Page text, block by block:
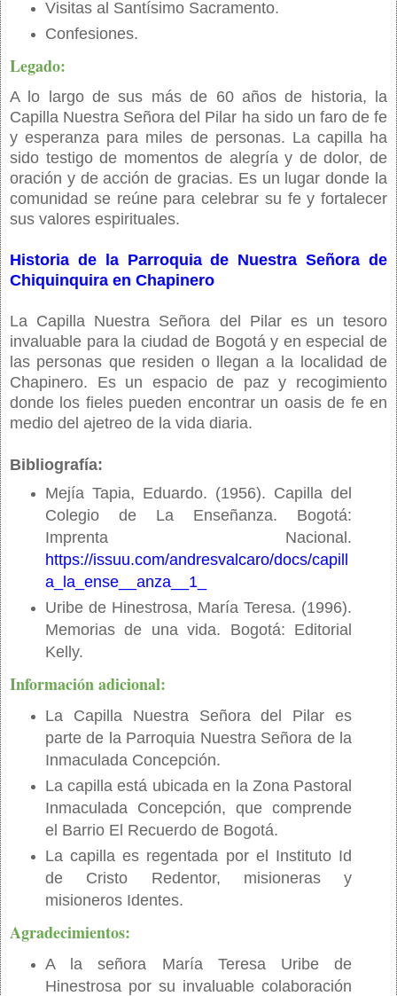
Visitas al Santísimo Sacramento.
Confesiones.
Legado:
A lo largo de sus más de 60 años de historia, la
Capilla Nuestra Señora del Pilar ha sido un faro de fe
y esperanza para miles de personas. La capilla ha
sido testigo de momentos de alegría y de dolor, de
oración y de acción de gracias. Es un lugar donde la
comunidad se reúne para celebrar su fe y fortalecer
sus valores espirituales.
Historia de la Parroquia de Nuestra Señora de
Chiquinquira en Chapinero
La Capilla Nuestra Señora del Pilar es un tesoro
invaluable para la ciudad de Bogotá y en especial de
las personas que residen o llegan a la localidad de
Chapinero. Es un espacio de paz y recogimiento
donde los fieles pueden encontrar un oasis de fe en
medio del ajetreo de la vida diaria.
Bibliografía:
Mejía Tapia, Eduardo. (1956). Capilla del
Colegio de La Enseñanza. Bogotá:
Imprenta Nacional.
https://issuu.com/andresvalcaro/docs/capill
a_la_ense__anza__1_
Uribe de Hinestrosa, María Teresa. (1996).
Memorias de una vida. Bogotá: Editorial
Kelly.
Información adicional:
La Capilla Nuestra Señora del Pilar es
parte de la Parroquia Nuestra Señora de la
Inmaculada Concepción.
La capilla está ubicada en la Zona Pastoral
Inmaculada Concepción, que comprende
el Barrio El Recuerdo de Bogotá.
La capilla es regentada por el Instituto Id
de Cristo Redentor, misioneras y
misioneros Identes.
Agradecimientos:
A la señora María Teresa Uribe de
Hinestrosa por su invaluable colaboración